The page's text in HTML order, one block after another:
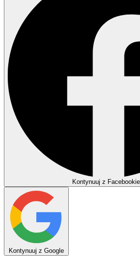
Kontynuuj z
Kontynuuj z Google